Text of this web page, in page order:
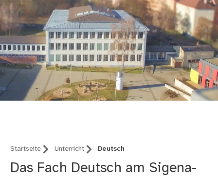
Startseite Unterricht Deutsch
Das Fach Deutsch am Sigena-